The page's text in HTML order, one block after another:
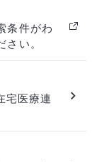
条件がわ
い。
宅医療連